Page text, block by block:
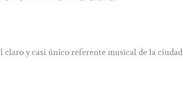
y casi único referente musical de la ciudad